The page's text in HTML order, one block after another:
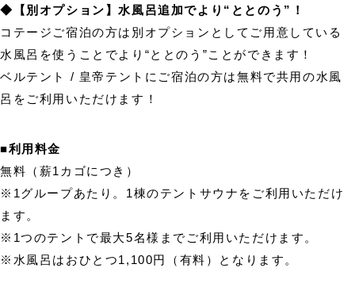
◆【別オプション】水風呂追加でより“ととのう”！
コテージご宿泊の方は別オプションとしてご用意している
水風呂を使うことでより“ととのう”ことができます！
ベルテント / 皇帝テントにご宿泊の方は無料で共用の水風
呂をご利用いただけます！
■利用料金
無料（薪1カゴにつき）
※1グループあたり。1棟のテントサウナをご利用いただけ
ます。
※1つのテントで最大5名様までご利用いただけます。
※水風呂はおひとつ1,100円（有料）となります。